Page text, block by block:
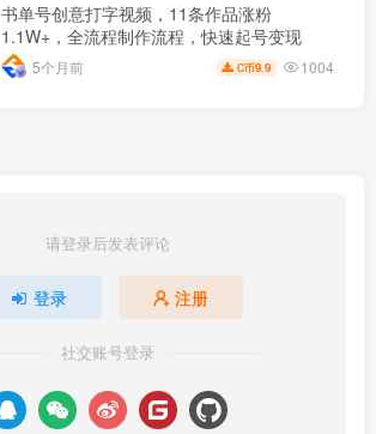
书单号创意打字视频，11条作品涨粉
1.1W+，全流程制作流程，快速起号变现
5个月前 C币9.9 1004
请登录后发表评论
登录 注册
社交账号登录